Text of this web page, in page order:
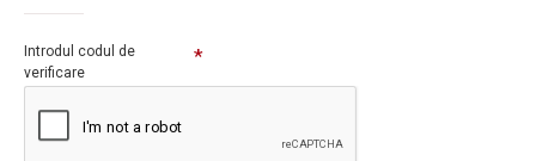
Introdul codul de
verificare